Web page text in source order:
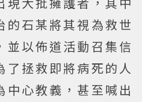
的石某將其視為救世
並以佈道活動召集信
了拯救即將病死的人
中心教義，甚至喊出